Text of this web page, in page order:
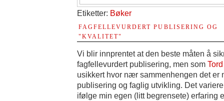
Etiketter: Bøker
FAGFELLEVURDERT PUBLISERING OG
"KVALITET"
Vi blir innprentet at den beste måten å
fagfellevurdert publisering, men som
usikkert hvor nær sammenhengen det er
publisering og faglig utvikling. Det
ifølge min egen (litt begrensete) erfaring